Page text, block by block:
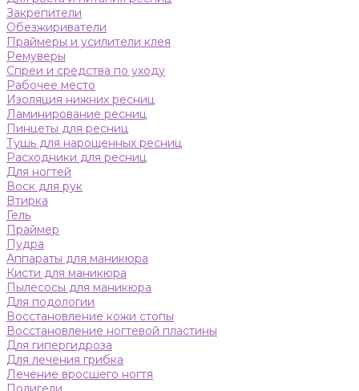
Закрепители
Обезжириватели
Праймеры и усилители клея
Ремуверы
Спреи и средства по уходу
Рабочее место
Изоляция нижних ресниц
Ламинирование ресниц
Пинцеты для ресниц
Тушь для нарощенных ресниц
Расходники для ресниц
Для ногтей
Воск для рук
Втирка
Гель
Праймер
Пудра
Аппараты для маникюра
Кисти для маникюра
Пылесосы для маникюра
Для подологии
Восстановление кожи стопы
Восстановление ногтевой пластины
Для гипергидроза
Для лечения грибка
Лечение вросшего ногтя